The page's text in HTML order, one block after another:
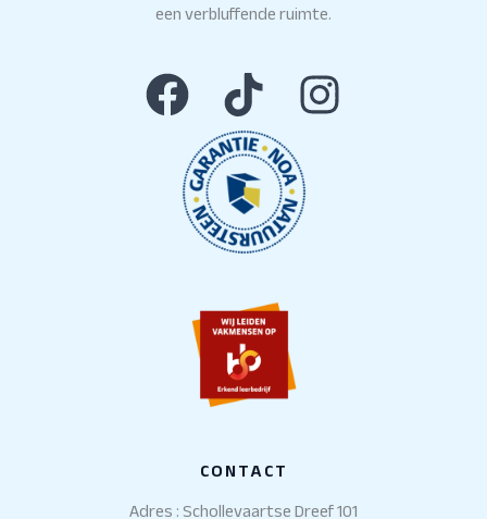
een verbluffende ruimte.
CONTACT
Adres : Schollevaartse Dreef 101